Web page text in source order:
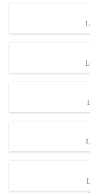
S
und den daraus
Maßnahmen zur
Rebe und der
Anhang VBl.
1 Seite•1,4 MB
VBl. EU Nr.